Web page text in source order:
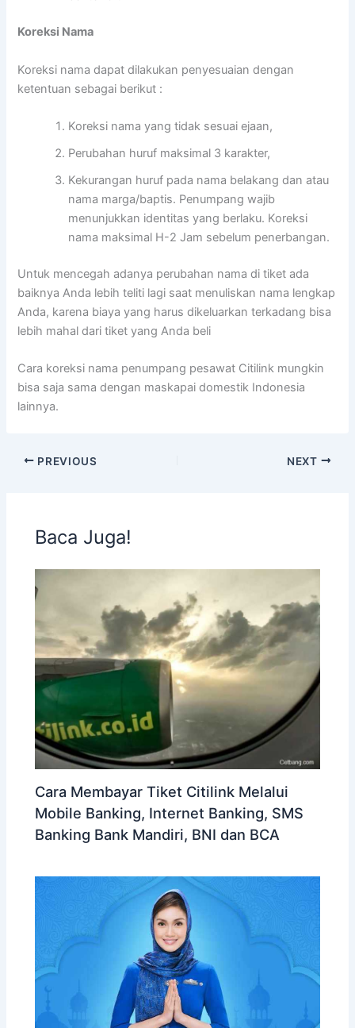
Koreksi Nama
Koreksi nama dapat dilakukan penyesuaian dengan
ketentuan sebagai berikut :
Koreksi nama yang tidak sesuai ejaan,
Perubahan huruf maksimal 3 karakter,
Kekurangan huruf pada nama belakang dan atau
nama marga/baptis. Penumpang wajib
menunjukkan identitas yang berlaku. Koreksi
nama maksimal H-2 Jam sebelum penerbangan.
Untuk mencegah adanya perubahan nama di tiket ada
baiknya Anda lebih teliti lagi saat menuliskan nama lengkap
Anda, karena biaya yang harus dikeluarkan terkadang bisa
lebih mahal dari tiket yang Anda beli
Cara koreksi nama penumpang pesawat Citilink mungkin
bisa saja sama dengan maskapai domestik Indonesia
lainnya.
PREVIOUS NEXT
Baca Juga!
Cara Membayar Tiket Citilink Melalui
Mobile Banking, Internet Banking, SMS
Banking Bank Mandiri, BNI dan BCA